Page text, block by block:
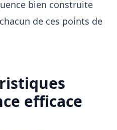
bien construite
de ces points de
efficace